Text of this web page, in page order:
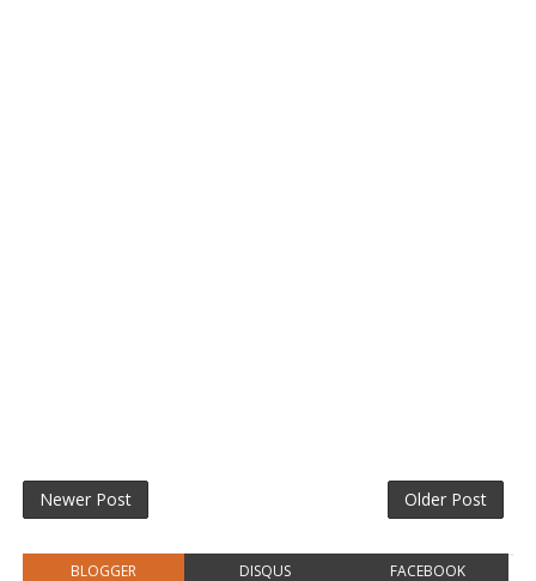
Newer Post Older Post
BLOGGER DISQUS FACEBOOK